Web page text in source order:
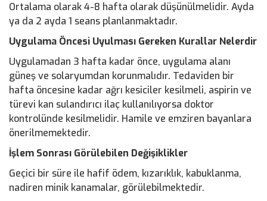
Ortalama olarak 4-8 hafta olarak düşünülmelidir. Ayda
ya da 2 ayda 1 seans planlanmaktadır.
Uygulama Öncesi Uyulması Gereken Kurallar Nelerdir
Uygulamadan 3 hafta kadar önce, uygulama alanı
güneş ve solaryumdan korunmalıdır. Tedaviden bir
hafta öncesine kadar ağrı kesiciler kesilmeli, aspirin ve
türevi kan sulandırıcı ilaç kullanılıyorsa doktor
kontrolünde kesilmelidir. Hamile ve emziren bayanlara
önerilmemektedir.
İşlem Sonrası Görülebilen Değişiklikler
Geçici bir süre ile hafif ödem, kızarıklık, kabuklanma,
nadiren minik kanamalar, görülebilmektedir.